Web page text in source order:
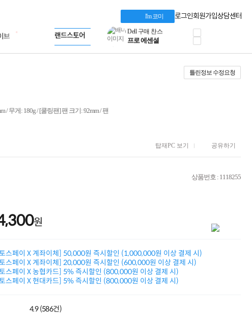
I'm 코미 로그인회원가입상담센터
브
LG gram & 브랜드스토어
Microsoft 브랜드스토어
AMD 브랜드스토어
Dell 구매 찬스
프로 에센셜
타협 없는 게이밍
HP OMEN
로지텍
20주년 한정판
누적 금액 별
적립금 페이백!
Dell 구매왕
상품권 30만원
틀린정보 수정요청
/ 무게: 180g / [쿨링팬] 팬 크기: 92mm / 팬
탑재PC 보기 공유하기
상품번호 : 1118255
원
스페이 X 계좌이체] 50,000원 즉시할인 (1,000,000원 이상 결제 시)
스페이 X 계좌이체] 20,000원 즉시할인 (600,000원 이상 결제 시)
스페이 X 농협카드] 5% 즉시할인 (800,000원 이상 결제 시)
스페이 X 현대카드] 5% 즉시할인 (800,000원 이상 결제 시)
4.9 (586건)